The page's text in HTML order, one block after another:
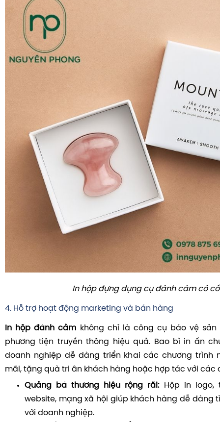
In hộp đựng dụng cụ đánh cảm có
4. Hỗ trợ hoạt động marketing và bán hàng
In hộp đánh cảm không chỉ là công cụ bảo vệ
phương tiện truyền thông hiệu quả. Bao bì in ấn
doanh nghiệp dễ dàng triển khai các chương trình
mãi, tặng quà tri ân khách hàng hoặc hợp tác với các
Quảng bá thương hiệu rộng rãi:Hộp in logo,
website, mạng xã hội giúp khách hàng dễ dàng
với doanh nghiệp.